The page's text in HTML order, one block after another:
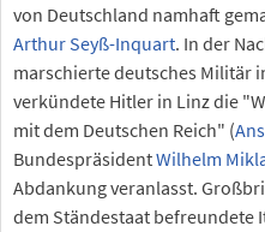
von Deutschland namhaft
Arthur Seyß-Inquart. In der
marschierte deutsches Militär
verkündete Hitler in Linz die
mit dem Deutschen Reich" (
BundespräsidentWilhelm
Abdankung veranlasst.
dem Ständestaat befreundete